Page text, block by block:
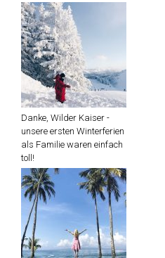
Danke, Wilder Kaiser -
unsere ersten Winterferien
als Familie waren einfach
toll!